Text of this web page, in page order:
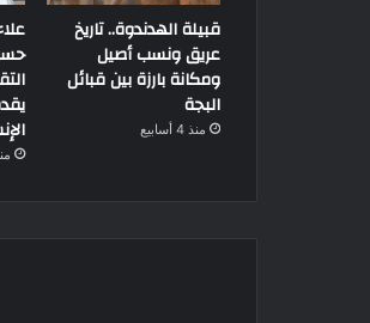
قبيلة الهدندوة.. تاريخ
عريق ونسب أصيل
ومكانة بارزة بين قبائل
البجة
منذ 4 أسابيع
منذ